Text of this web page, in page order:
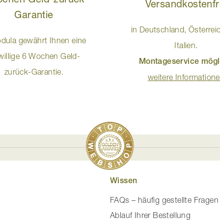
Garantie
gewährt Ihnen eine
6 Wochen Geld-
zurück-Garantie.
in Deutschland,
Italien.
Montageservice
weitere
Wissen
FAQs – häufig gestellte Fragen
Ablauf Ihrer Bestellung